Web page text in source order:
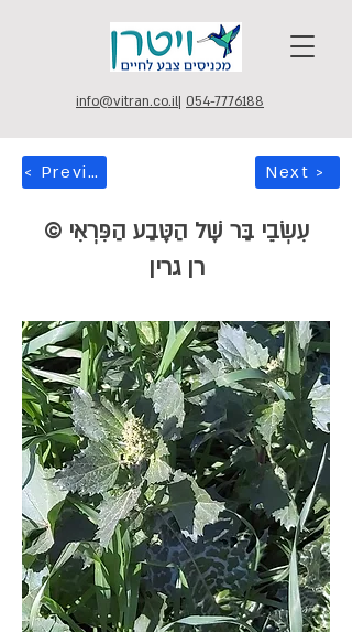
info@vitran.co.il| 054-7776188
< Previous Next >
עִשְׂבֵי בַּר שֶׁל הַטֶּבַע הַפִּרְאִי ©
רן גרין